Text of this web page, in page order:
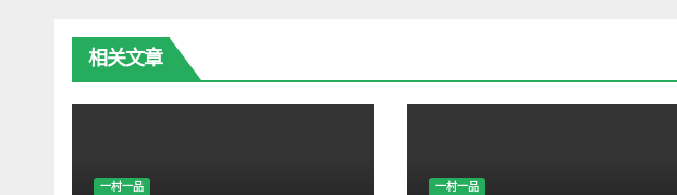
相关文章
一村一品 一村一品